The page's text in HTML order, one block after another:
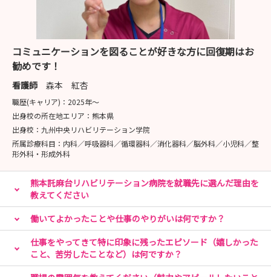
る収入面の安心感を両立しています。
さらに！2026年1月より年間休日数が110日→120日に増
え、より働きやすさもアップ✨
仕事も私生活も大切にできますよ◎
📝【採用試験】日程が決定いたしました！
📅開催日：8月14日（金）14：00～16：00
※上記時間はあくまで予定です。人数によっては変更にな
る場合もございます。
👀【病院見学会】～リアルな現場を体験～
📅開催日：随時受け付けておりますので、お気軽にお問い
合わせください。
コミュニケーションを図ることが好きな方に回復期はお
勧めです！
看護師 森本 紅杏
職歴(キャリア)： 2025年〜
出身校の所在地エリア： 熊本県
出身校： 九州中央リハビリテーション学院
所属診療科目： 内科／呼吸器科／循環器科／消化器科／脳外科／小児科／整
形外科・形成外科
熊本託麻台リハビリテーション病院を就職先に選んだ理由を
教えてください
働いてよかったことや仕事のやりがいは何ですか？
仕事をやってきて特に印象に残ったエピソード（嬉しかった
こと、苦労したことなど）は何ですか？